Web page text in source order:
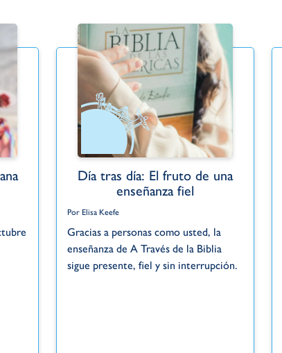
Día tras día: El fruto de una
enseñanza fiel
Por Elisa Keefe
Gracias a personas como usted, la
enseñanza de A Través de la Biblia
sigue presente, fiel y sin interrupción.